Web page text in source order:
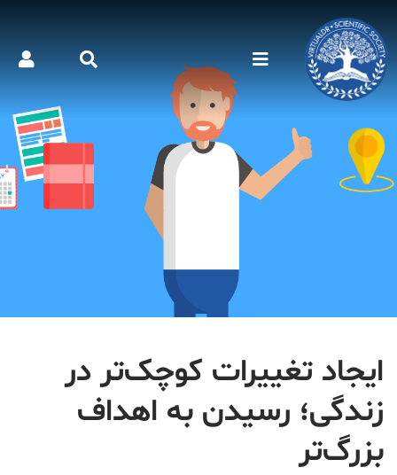
ایجاد تغییرات کوچک‌تر در
زندگی؛ رسیدن به اهداف
بزرگ‌‌تر